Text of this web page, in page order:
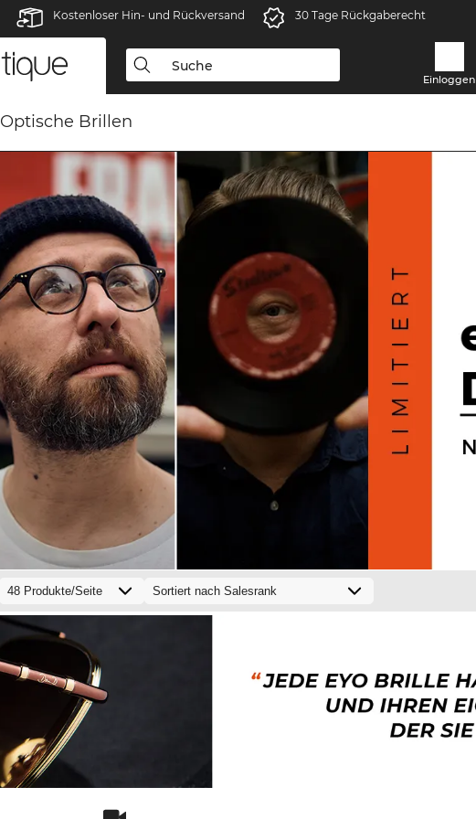
Kostenloser Hin- und Rückversand 30 Tage Rückgaberecht
Einloggen
Optische Brillen